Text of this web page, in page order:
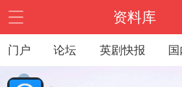
资料库
门户 论坛 英剧快报